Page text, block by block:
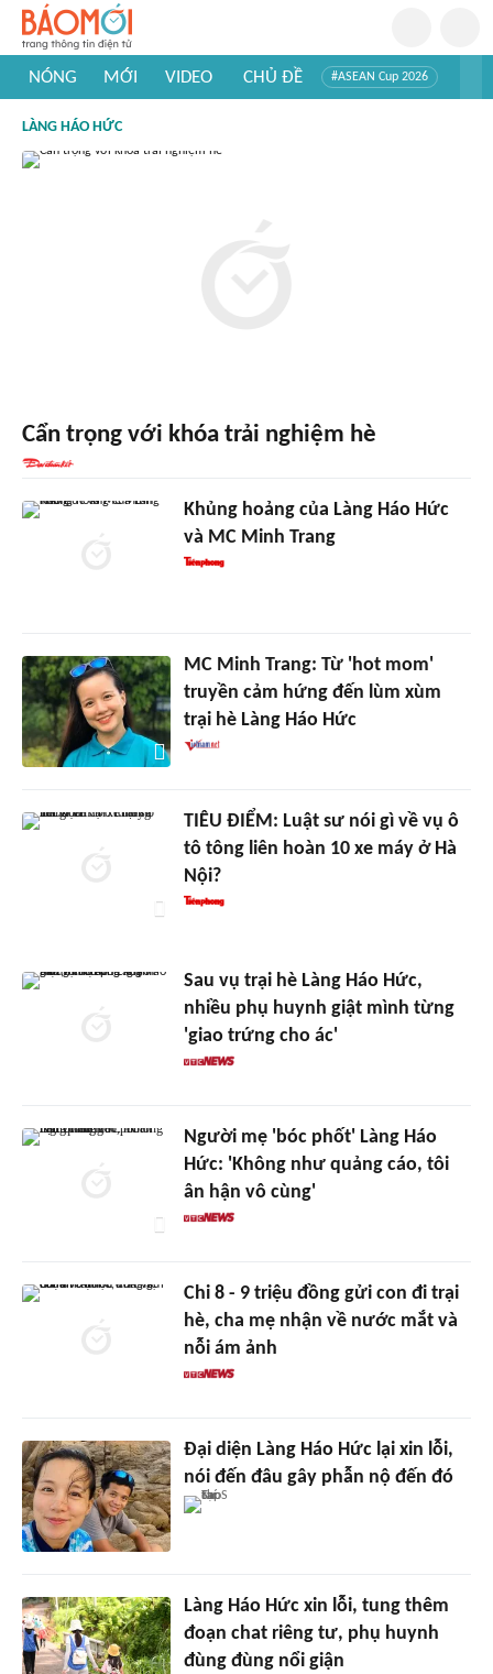
NÓNG MỚI VIDEO CHỦ ĐỀ #ASEAN Cup 2026
#Khám phá thế giới
LÀNG HÁO HỨC
Cẩn trọng với khóa trải nghiệm hè
Khủng hoảng của Làng Háo Hức
và MC Minh Trang
MC Minh Trang: Từ 'hot mom'
truyền cảm hứng đến lùm xùm
trại hè Làng Háo Hức
TIÊU ĐIỂM: Luật sư nói gì về vụ ô
tô tông liên hoàn 10 xe máy ở Hà
Nội?
Sau vụ trại hè Làng Háo Hức,
nhiều phụ huynh giật mình từng
'giao trứng cho ác'
Người mẹ 'bóc phốt' Làng Háo
Hức: 'Không như quảng cáo, tôi
ân hận vô cùng'
Chi 8 - 9 triệu đồng gửi con đi trại
hè, cha mẹ nhận về nước mắt và
nỗi ám ảnh
Đại diện Làng Háo Hức lại xin lỗi,
nói đến đâu gây phẫn nộ đến đó
Làng Háo Hức xin lỗi, tung thêm
đoạn chat riêng tư, phụ huynh
đùng đùng nổi giận